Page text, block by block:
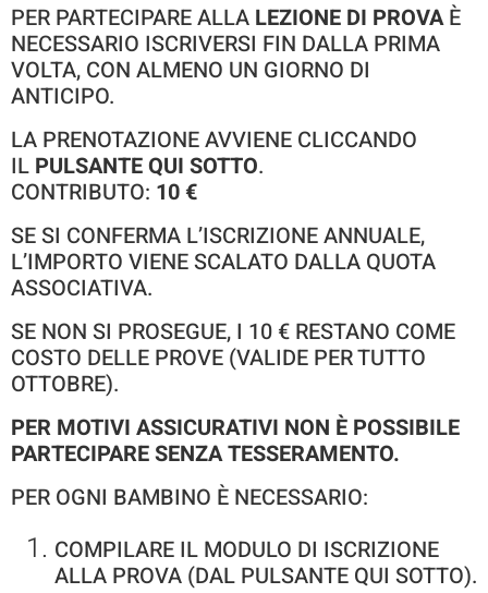
PER PARTECIPARE ALLA LEZIONE DI PROVAÈ
NECESSARIO ISCRIVERSI FIN DALLA PRIMA
VOLTA, CON ALMENO UN GIORNO DI
ANTICIPO.
LA PRENOTAZIONE AVVIENE CLICCANDO
IL PULSANTE QUI SOTTO.
CONTRIBUTO: 10 €
SE SI CONFERMA L’ISCRIZIONE ANNUALE,
L’IMPORTO VIENE SCALATO DALLA QUOTA
ASSOCIATIVA.
SE NON SI PROSEGUE, I 10 € RESTANO COME
COSTO DELLE PROVE (VALIDE PER TUTTO
OTTOBRE).
PER MOTIVI ASSICURATIVI NON È POSSIBILE
PARTECIPARE SENZA TESSERAMENTO.
PER OGNI BAMBINO È NECESSARIO:
COMPILARE IL MODULO DI ISCRIZIONE
ALLA PROVA (DAL PULSANTE QUI SOTTO).